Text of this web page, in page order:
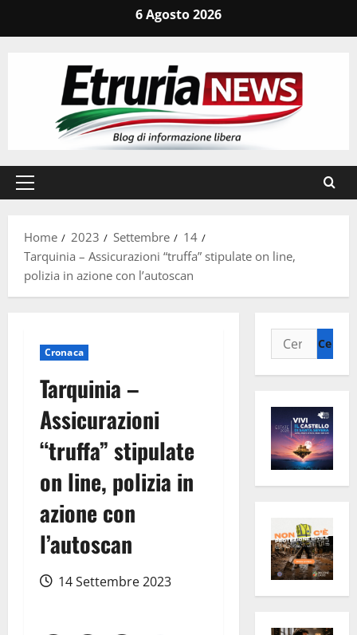
6 Agosto 2026
Menu
Home
2023 Settembre
14
Tarquinia – Assicurazioni “truffa” stipulate on line,
polizia in azione con l’autoscan
Cronaca
Tarquinia –
Assicurazioni
“truffa” stipulate
on line, polizia in
azione con
l’autoscan
14 Settembre 2023
Ricerca
per: